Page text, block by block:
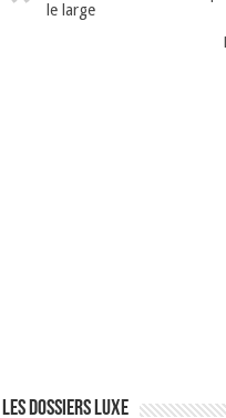
le large
Les dossiers luxe